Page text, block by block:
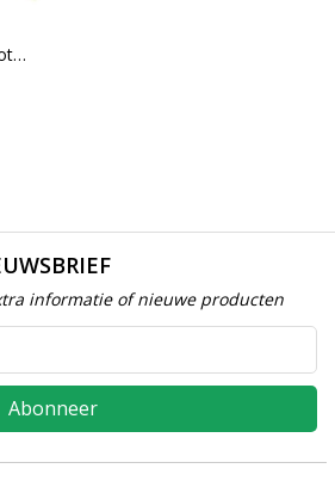
informatie of nieuwe producten
Abonneer